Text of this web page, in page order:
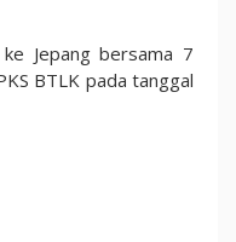
Jepang bersama 7
BTLK pada tanggal